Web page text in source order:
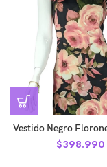
Vestido Negro
$398.990